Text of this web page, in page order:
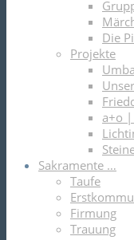
Die
Projekte
a+o
Sakramente …
Taufe
Firmung
Trauung